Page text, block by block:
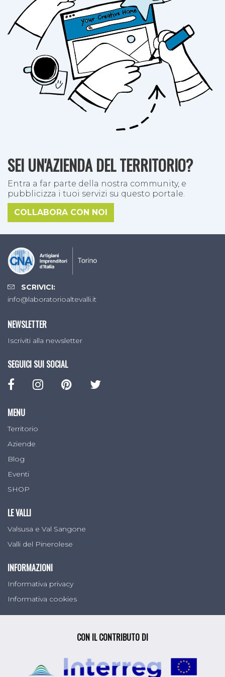
SEI UN'AZIENDA DEL TERRITORIO?
Entra a far parte della nostra community, e
pubblicizza i tuoi servizi su questo portale.
COLLABORA CON NOI
SCRIVICI:
info@laboratorioaltevalli.it
NEWSLETTER
Iscriviti alla newsletter
SEGUICI SUI SOCIAL
MENU
Territorio
Aziende
Blog
Eventi
SHOP
LE VALLI
Valsusa e Val Sangone
Valli del Pinerolese
INFORMAZIONI
Informativa privacy
Informativa cookies
CON IL CONTRIBUTO DI